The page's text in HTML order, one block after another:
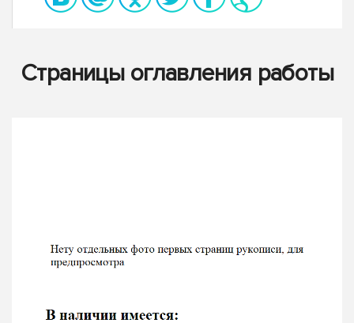
Страницы оглавления работы